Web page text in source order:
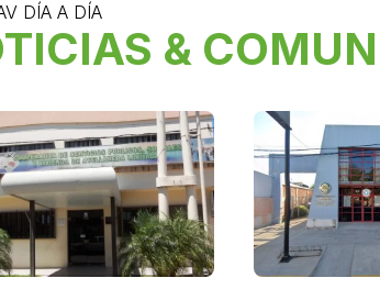
DÍA A DÍA
&